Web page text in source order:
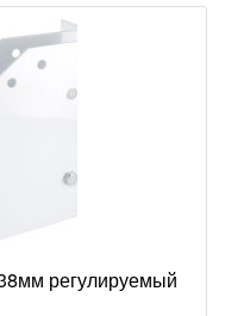
регулируемый